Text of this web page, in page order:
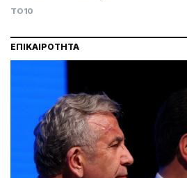
TO10
ΕΠΙΚΑΙΡΟΤΗΤΑ